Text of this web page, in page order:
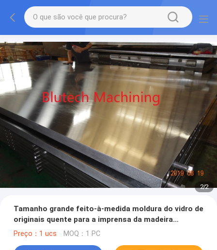
2/2
Tamanho grande feito-à-medida moldura do vidro de
originais quente para a imprensa da madeira
compensada
Preço：1 ucs MOQ：1 PC